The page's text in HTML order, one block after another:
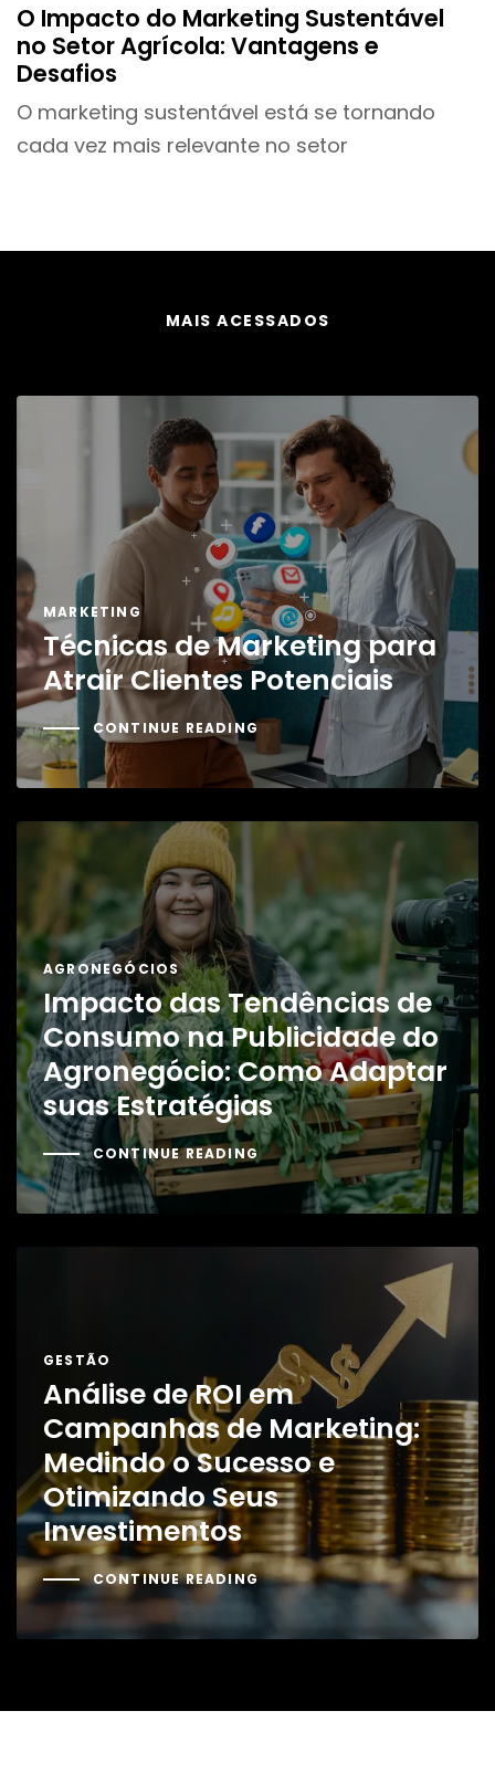
O Impacto do Marketing Sustentável
no Setor Agrícola: Vantagens e
Desafios
O marketing sustentável está se tornando
cada vez mais relevante no setor
MAIS ACESSADOS
MARKETING
Técnicas de Marketing para
Atrair Clientes Potenciais
CONTINUE READING
AGRONEGÓCIOS
Impacto das Tendências de
Consumo na Publicidade do
Agronegócio: Como Adaptar
suas Estratégias
CONTINUE READING
GESTÃO
Análise de ROI em
Campanhas de Marketing:
Medindo o Sucesso e
Otimizando Seus
Investimentos
CONTINUE READING